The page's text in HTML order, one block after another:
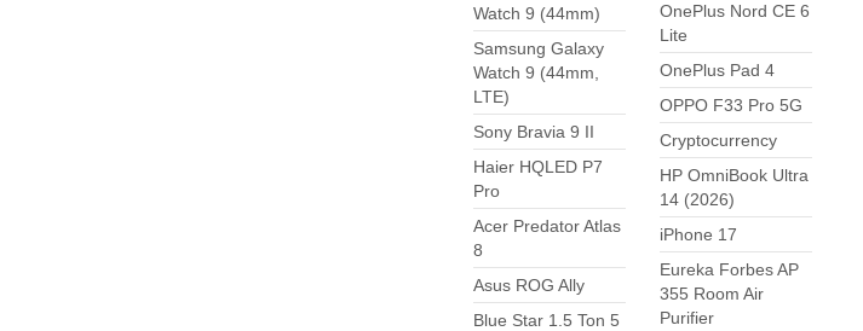
Watch 9 (44mm)
Samsung Galaxy
Watch 9 (44mm,
LTE)
Sony Bravia 9 II
Haier HQLED P7
Pro
Acer Predator Atlas
8
Asus ROG Ally
Blue Star 1.5 Ton 5
OnePlus Nord CE 6
Lite
OnePlus Pad 4
OPPO F33 Pro 5G
Cryptocurrency
HP OmniBook Ultra
14 (2026)
iPhone 17
Eureka Forbes AP
355 Room Air
Purifier